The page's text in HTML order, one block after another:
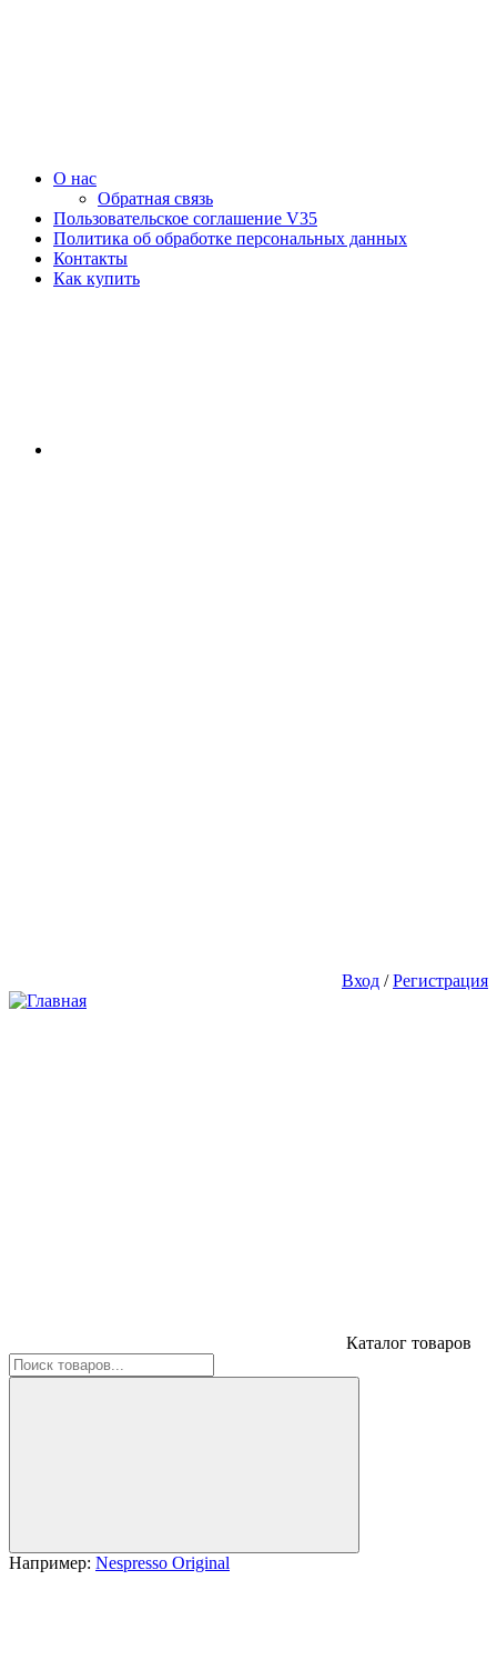
О нас
Обратная связь
Пользовательское соглашение V35
Политика об обработке персональных данных
Контакты
Как купить
Вход /Регистрация
Каталог товаров
Например: Nespresso Original